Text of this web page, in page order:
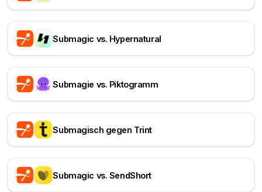
Submagic vs. Hypernatural
Submagie vs. Piktogramm
Submagisch gegen Trint
Submagic vs. SendShort